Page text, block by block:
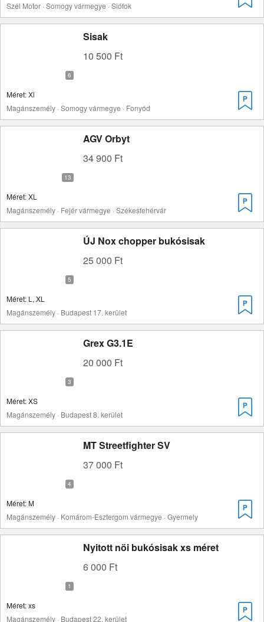
Szél Motor · Somogy vármegye · Siófok
Sisak
10 500 Ft
Méret: Xl
Magánszemély · Somogy vármegye · Fonyód
AGV Orbyt
34 900 Ft
Méret: XL
Magánszemély · Fejér vármegye · Székesfehérvár
ÚJ Nox chopper bukósisak
25 000 Ft
Méret: L, XL
Magánszemély · Budapest 17. kerület
Grex G3.1E
20 000 Ft
Méret: XS
Magánszemély · Budapest 8. kerület
MT Streetfighter SV
37 000 Ft
Méret: M
Magánszemély · Komárom-Esztergom vármegye · Gyermely
Nyitott nöi bukósisak xs méret
6 000 Ft
Méret: xs
Magánszemély · Budapest 22. kerület